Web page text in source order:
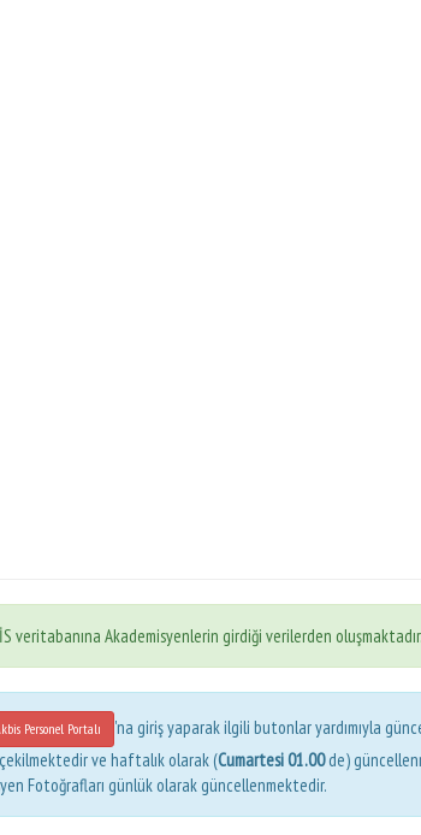
veritabanına Akademisyenlerin girdiği verilerden oluşmaktadır.
Personel Portalı
'na giriş yaparak ilgili butonlar yardımıyla
ve haftalık olarak (Cumartesi 01.00de)
Fotoğrafları günlük olarak güncellenmektedir.